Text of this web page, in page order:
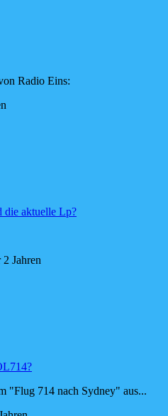
Radio Eins:
die aktuelle Lp?
2 Jahren
"Flug 714 nach Sydney" aus...